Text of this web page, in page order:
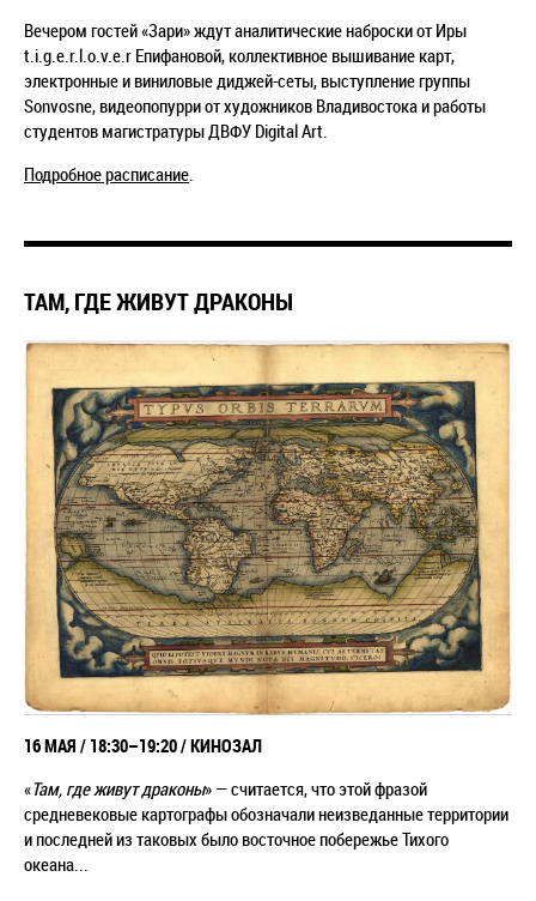
Вечером гостей «Зари» ждут аналитические наброски от Иры
t.i.g.e.r.l.o.v.e.r Епифановой, коллективное вышивание карт,
электронные и виниловые диджей-сеты, выступление группы
Sonvosne, видеопопурри от художников Владивостока и работы
студентов магистратуры ДВФУ Digital Art.
Подробное расписание
ТАМ, ГДЕ ЖИВУТ ДРАКОНЫ
16 МАЯ / 18:30–19:20 / КИНОЗАЛ
«Там, где живут драконы» — считается, что этой фразой
средневековые картографы обозначали неизведанные территории
и последней из таковых было восточное побережье Тихого
океана...